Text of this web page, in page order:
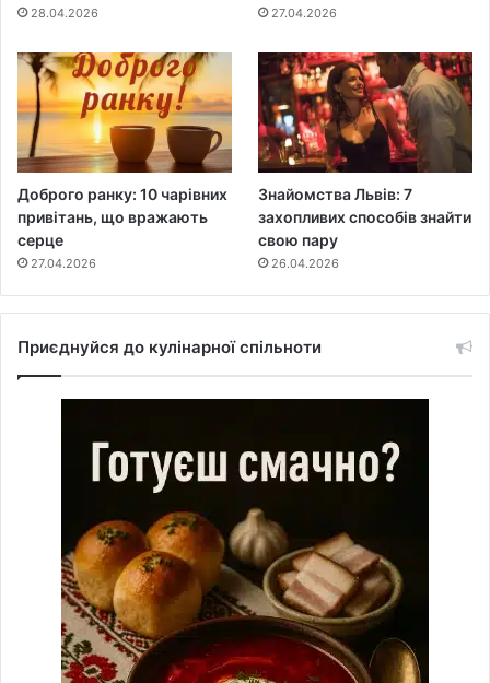
28.04.2026 27.04.2026
Доброго ранку: 10 чарівних
привітань, що вражають
серце
27.04.2026
Знайомства Львів: 7
захопливих способів знайти
свою пару
26.04.2026
Приєднуйся до кулінарної спільноти